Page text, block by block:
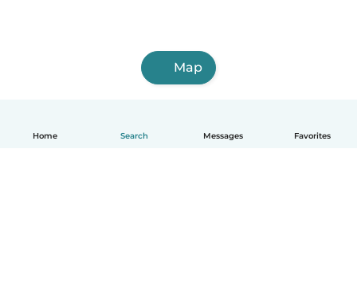
Home Search Messages Favorites
Map